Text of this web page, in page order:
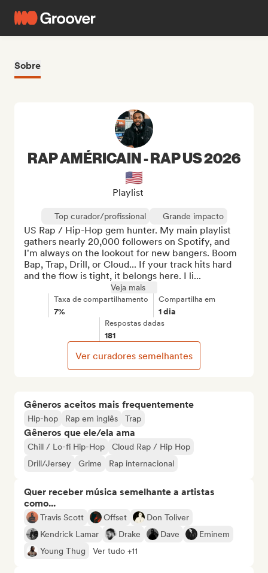
Sobre
Gêneros aceitos mais frequentemente
Hip-hop Rap em inglês Trap
Gêneros que ele/ela ama
Chill / Lo-fi Hip-Hop
Cloud Rap / Hip Hop
Drill/Jersey
Grime Rap internacional
Quer receber música semelhante a artistas
como...
Travis Scott Offset
Don Toliver
Kendrick Lamar
Drake Dave
Eminem
Young Thug
Ver tudo +11
RAP AMÉRICAIN - RAP US 2026
🇺🇸
Playlist
Top curador/profissional Grande impacto
US Rap / Hip-Hop gem hunter. My main playlist
gathers nearly 20,000 followers on Spotify, and
I'm always on the lookout for new bangers. Boom
Bap, Trap, Drill, or Cloud... If your track hits hard
and the flow is tight, it belongs here. I li...
Veja mais
Taxa de compartilhamento
7%
Compartilha em
1 dia
Respostas dadas
181
Ver curadores semelhantes